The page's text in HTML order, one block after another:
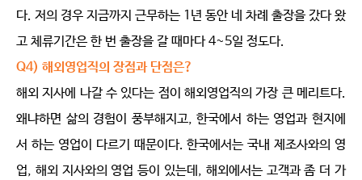
다. 저의 경우 지금까지 근무하는 1년 동안 네 차례 출장을 갔다 왔
고 체류기간은 한 번 출장을 갈 때마다 4~5일 정도다.
Q4) 해외영업직의 장점과 단점은?
해외 지사에 나갈 수 있다는 점이 해외영업직의 가장 큰 메리트다.
왜냐하면 삶의 경험이 풍부해지고, 한국에서 하는 영업과 현지에
서 하는 영업이 다르기 때문이다. 한국에서는 국내 제조사와의 영
업, 해외 지사와의 영업 등이 있는데, 해외에서는 고객과 좀 더 가